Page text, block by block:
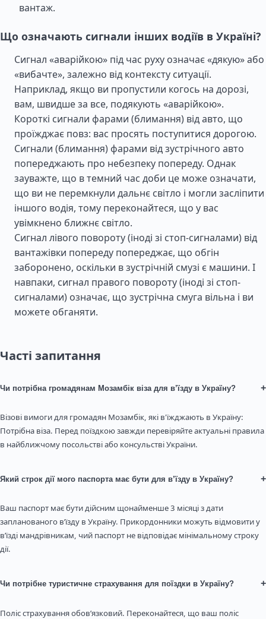
вантаж.
Що означають сигнали інших водіїв в Україні?
Сигнал «аварійкою» під час руху означає «дякую» або
«вибачте», залежно від контексту ситуації.
Наприклад, якщо ви пропустили когось на дорозі,
вам, швидше за все, подякують «аварійкою».
Короткі сигнали фарами (блимання) від авто, що
проїжджає повз: вас просять поступитися дорогою.
Сигнали (блимання) фарами від зустрічного авто
попереджають про небезпеку попереду. Однак
зауважте, що в темний час доби це може означати,
що ви не перемкнули дальнє світло і могли засліпити
іншого водія, тому переконайтеся, що у вас
увімкнено ближнє світло.
Сигнал лівого повороту (іноді зі стоп-сигналами) від
вантажівки попереду попереджає, що обгін
заборонено, оскільки в зустрічній смузі є машини. І
навпаки, сигнал правого повороту (іноді зі стоп-
сигналами) означає, що зустрічна смуга вільна і ви
можете обганяти.
Часті запитання
Чи потрібна громадянам Мозамбік віза для в’їзду в Україну? +
Візові вимоги для громадян Мозамбік, які в'їжджають в Україну:
Потрібна віза. Перед поїздкою завжди перевіряйте актуальні правила
в найближчому посольстві або консульстві України.
Який строк дії мого паспорта має бути для в’їзду в Україну? +
Ваш паспорт має бути дійсним щонайменше 3 місяці з дати
запланованого в’їзду в Україну. Прикордонники можуть відмовити у
в’їзді мандрівникам, чий паспорт не відповідає мінімальному строку
дії.
Чи потрібне туристичне страхування для поїздки в Україну? +
Поліс страхування обов’язковий. Переконайтеся, що ваш поліс